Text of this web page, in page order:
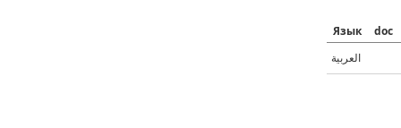
Язык
doc
العربية